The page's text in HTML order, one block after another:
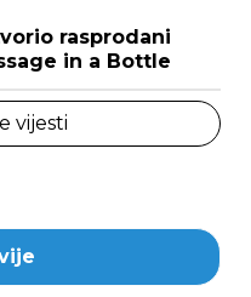
rasprodani
in a Bottle
vijesti